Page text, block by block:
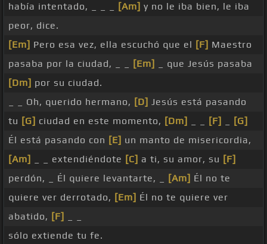
había intentado, _ _ _
[Am] y no le iba bien, le iba
peor, dice.
[Em] Pero esa vez, ella escuchó que el [F] Maestro
pasaba por la ciudad, _ _
[Em]
_ que Jesús pasaba
[Dm] por su ciudad.
_ _ Oh, querido hermano, [D] Jesús está pasando
tu [G] ciudad en este momento, [Dm] [F]
[G]
Él está pasando con [E] un manto de misericordia,
[Am]
_ _ extendiéndote [C] a ti, su amor, su [F]
perdón, _ Él quiere levantarte, _
[Am] Él no te
quiere ver derrotado, [Em] Él no te quiere ver
abatido, [F]
sólo extiende tu fe.